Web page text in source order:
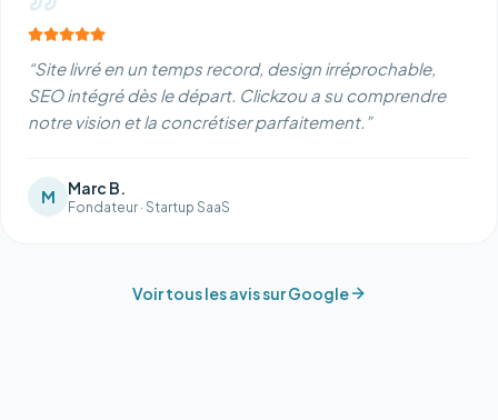
“Site livré en un temps record, design irréprochable,
SEO intégré dès le départ. Clickzou a su comprendre
notre vision et la concrétiser parfaitement. ”
M Marc B.
Fondateur · Startup SaaS
Voir tous les avis sur Google